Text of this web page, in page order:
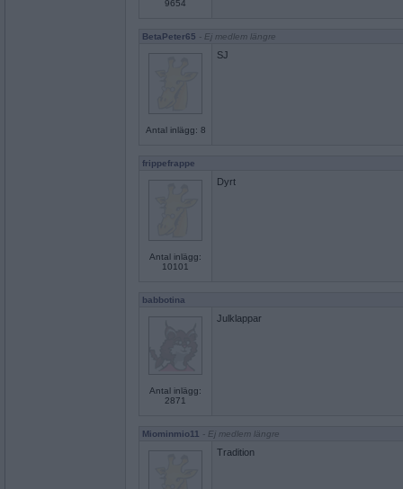
9654
BetaPeter65 - Ej medlem längre
Antal inlägg: 8
SJ
frippefrappe
Antal inlägg:
10101
Dyrt
babbotina
Antal inlägg:
2871
Julklappar
Miominmio11 - Ej medlem längre
Tradition